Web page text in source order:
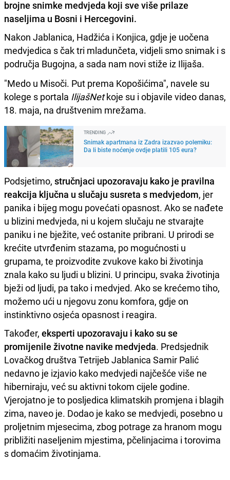
brojne snimke medvjeda koji sve više prilaze
naseljima u Bosni i Hercegovini.
Nakon Jablanica, Hadžića i Konjica, gdje je uočena
medvjedica s čak tri mladunčeta, vidjeli smo snimak i s
područja Bugojna, a sada nam novi stiže iz Ilijaša.
"Medo u Misoči. Put prema Kopošićima", navele su
kolege s portala IlijašNetkoje su i objavile video danas,
18. maja, na društvenim mrežama.
TRENDING
Snimak apartmana iz Zadra izazvao polemiku:
Da li biste noćenje ovdje platili 105 eura?
Podsjetimo, stručnjaci upozoravaju kako je pravilna
reakcija ključna u slučaju susreta s medvjedom, jer
panika i bijeg mogu povećati opasnost. Ako se nađete
u blizini medvjeda, ni u kojem slučaju ne stvarajte
paniku i ne bježite, već ostanite pribrani. U prirodi se
krećite utvrđenim stazama, po mogućnosti u
grupama, te proizvodite zvukove kako bi životinja
znala kako su ljudi u blizini. U principu, svaka životinja
bježi od ljudi, pa tako i medvjed. Ako se krećemo tiho,
možemo ući u njegovu zonu komfora, gdje on
instinktivno osjeća opasnost i reagira.
Također, eksperti upozoravaju i kako su se
promijenile životne navike medvjeda. Predsjednik
Lovačkog društva Tetrijeb Jablanica Samir Palić
nedavno je izjavio kako medvjedi najčešće više ne
hiberniraju, već su aktivni tokom cijele godine.
Vjerojatno je to posljedica klimatskih promjena i blagih
zima, naveo je. Dodao je kako se medvjedi, posebno u
proljetnim mjesecima, zbog potrage za hranom mogu
približiti naseljenim mjestima, pčelinjacima i torovima
s domaćim životinjama.